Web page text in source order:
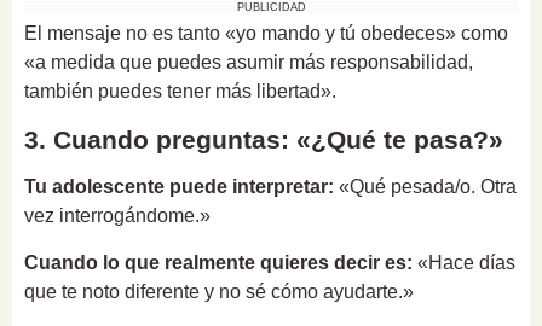
PUBLICIDAD
El mensaje no es tanto «yo mando y tú obedeces» como
«a medida que puedes asumir más responsabilidad,
también puedes tener más libertad».
3. Cuando preguntas: «¿Qué te pasa?»
Tu adolescente puede interpretar: «Qué pesada/o. Otra
vez interrogándome.»
Cuando lo que realmente quieres decir es: «Hace días
que te noto diferente y no sé cómo ayudarte.»